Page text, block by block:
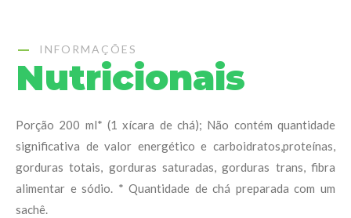
INFORMAÇÕES
Nutricionais
Porção 200 ml* (1 xícara de chá); Não contém quantidade
significativa de valor energético e carboidratos,proteínas,
gorduras totais, gorduras saturadas, gorduras trans, fibra
alimentar e sódio. * Quantidade de chá preparada com um
sachê.